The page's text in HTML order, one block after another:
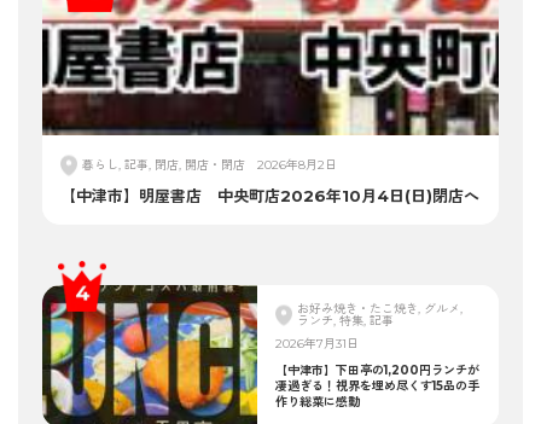
暮らし, 記事, 閉店, 開店・閉店 2026年8月2日
【中津市】明屋書店 中央町店2026年10月4日(日)閉店へ
お好み焼き・たこ焼き, グルメ,
ランチ, 特集, 記事
2026年7月31日
【中津市】下田亭の1,200円ランチが
凄過ぎる！視界を埋め尽くす15品の手
作り総菜に感動